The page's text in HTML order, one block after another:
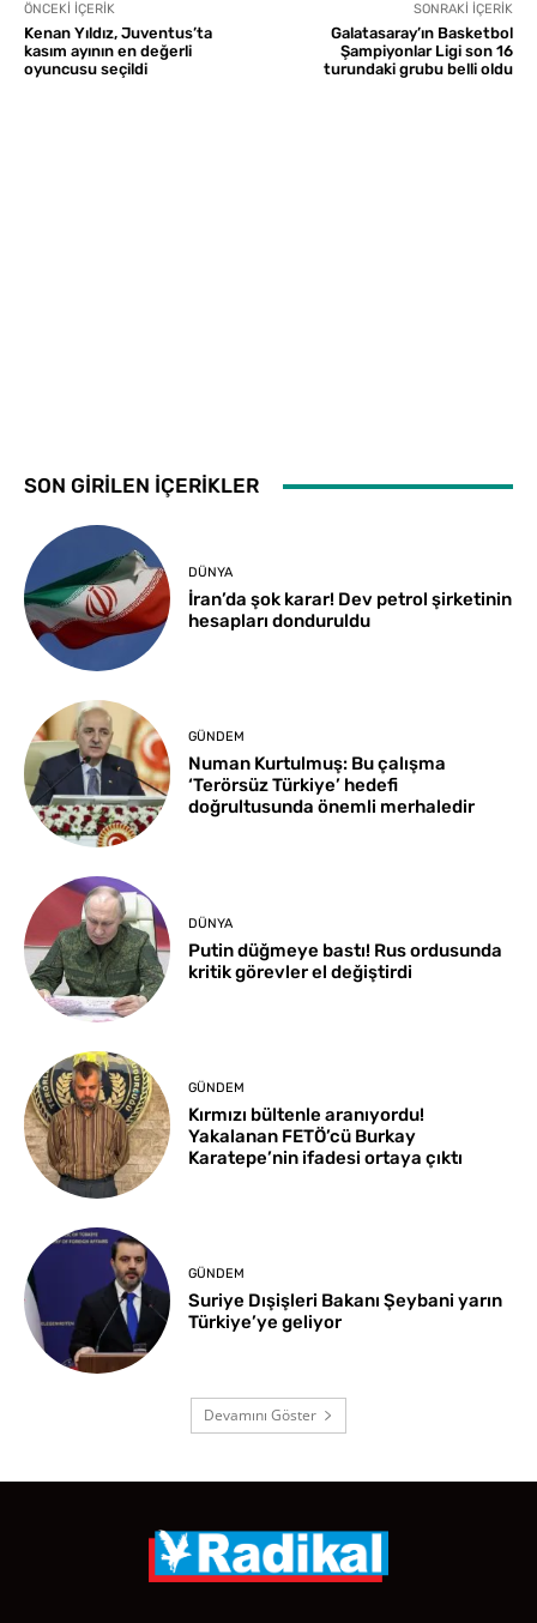
ÖNCEKI İÇERIK
Kenan Yıldız, Juventus’ta
kasım ayının en değerli
oyuncusu seçildi
SONRAKI İÇERIK
Galatasaray’ın Basketbol
Şampiyonlar Ligi son 16
turundaki grubu belli oldu
SON GİRİLEN İÇERİKLER
DÜNYA
İran’da şok karar! Dev petrol şirketinin
hesapları donduruldu
GÜNDEM
Numan Kurtulmuş: Bu çalışma
‘Terörsüz Türkiye’ hedefi
doğrultusunda önemli merhaledir
DÜNYA
Putin düğmeye bastı! Rus ordusunda
kritik görevler el değiştirdi
GÜNDEM
Kırmızı bültenle aranıyordu!
Yakalanan FETÖ’cü Burkay
Karatepe’nin ifadesi ortaya çıktı
GÜNDEM
Suriye Dışişleri Bakanı Şeybani yarın
Türkiye’ye geliyor
Devamını Göster